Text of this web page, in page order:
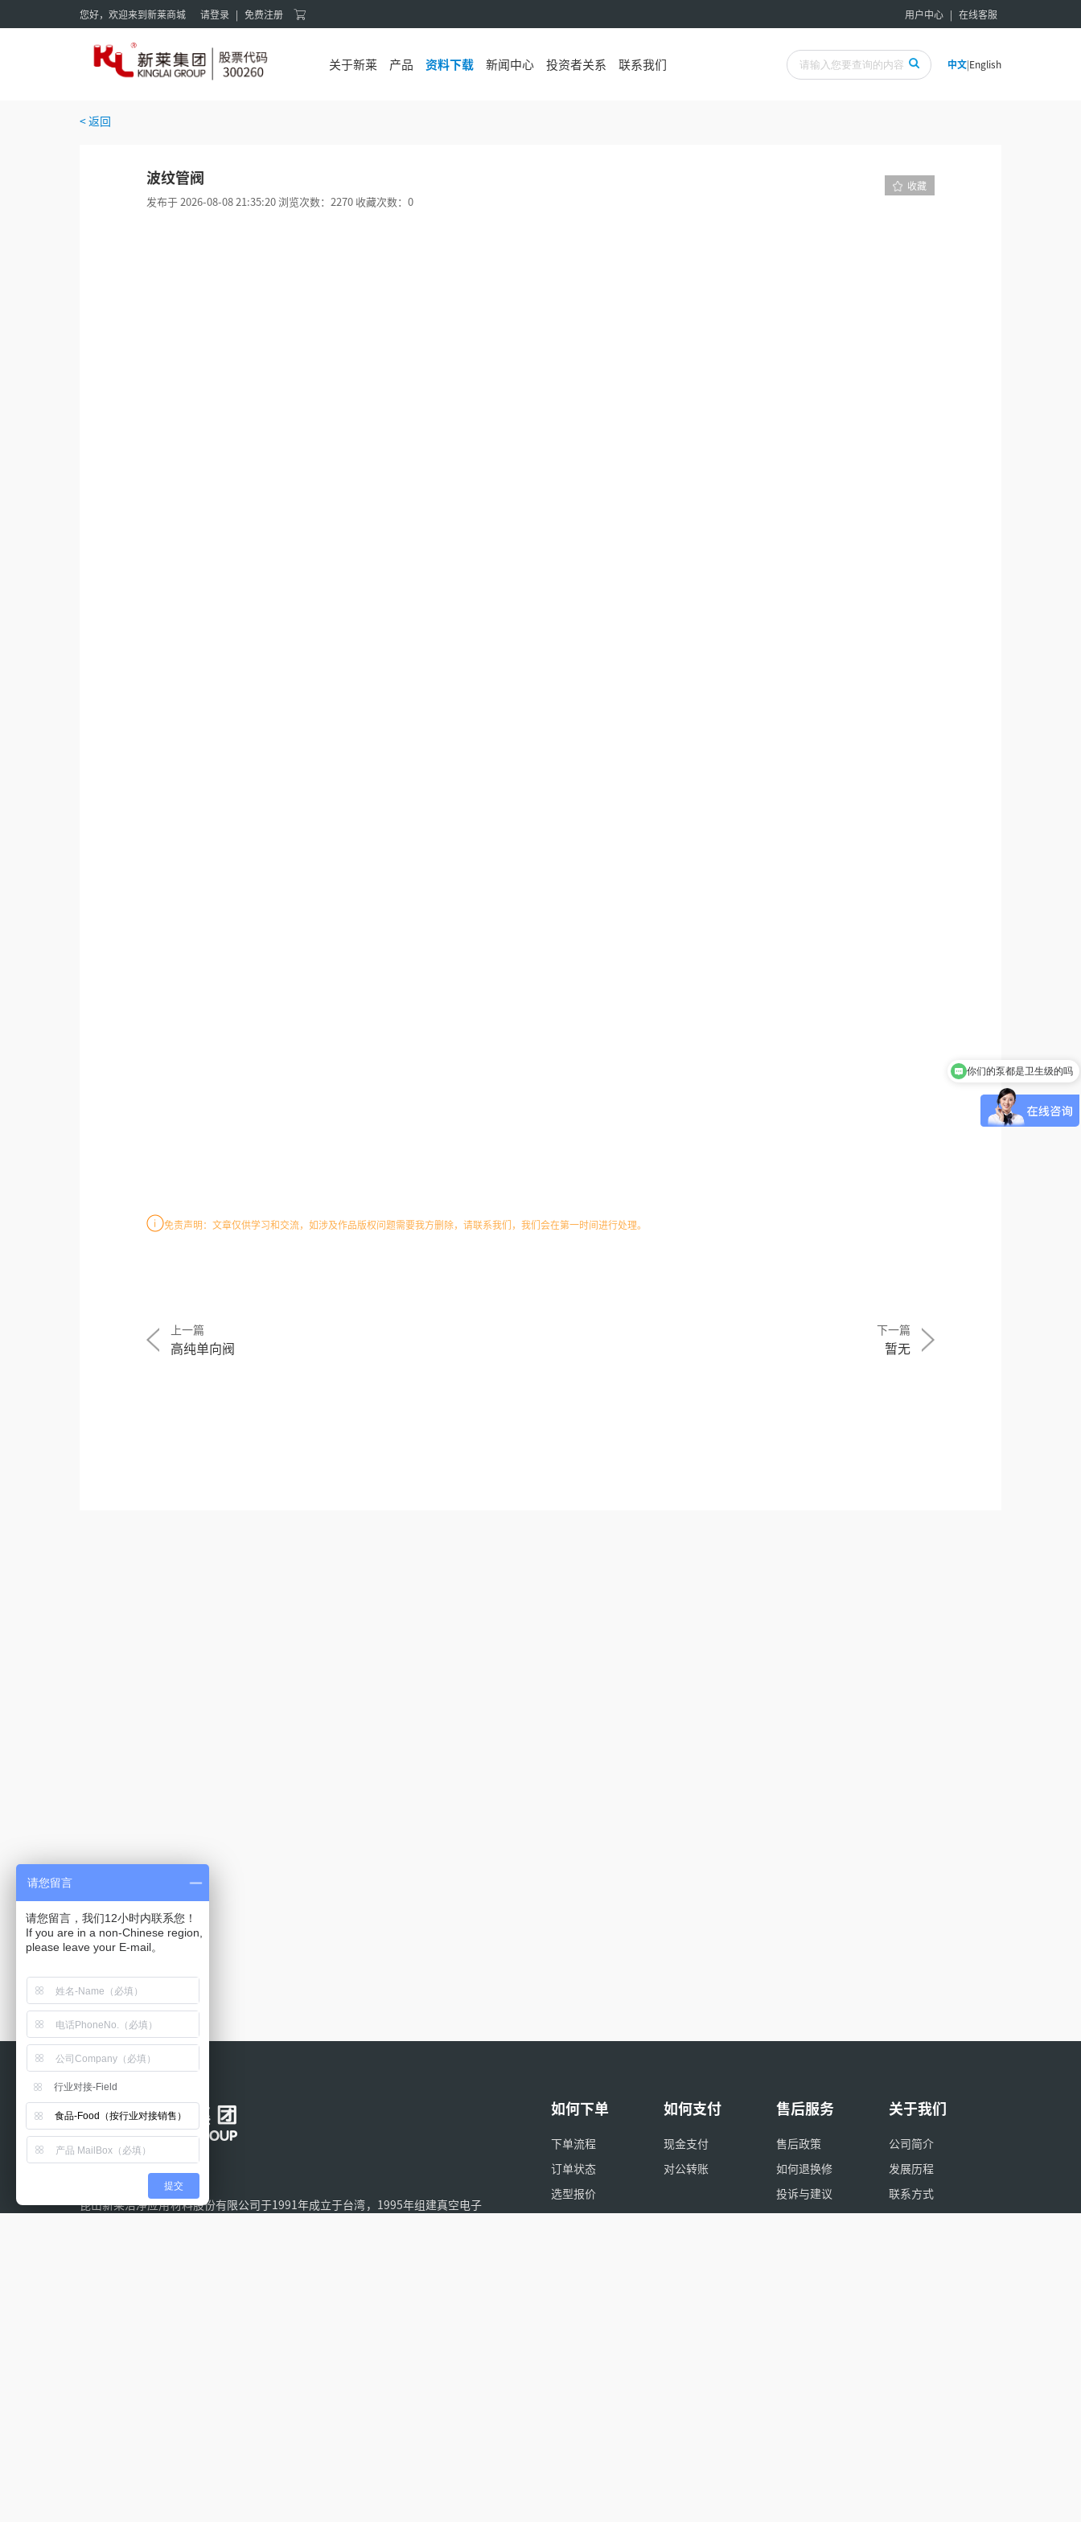
您好，欢迎来到新莱商城 请登录 | 免费注册 用户中心 | 在线客服
关于新莱 产品 资料下载 新闻中心 投资者关系 联系我们 中文|English
< 返回
波纹管阀
发布于 2026-08-08 21:35:20 浏览次数：2270 收藏次数：0
收藏
免责声明：文章仅供学习和交流，如涉及作品版权问题需要我方删除，请联系我们，我们会在第一时间进行处理。
上一篇
高纯单向阀
下一篇
暂无
昆山新莱洁净应用材料股份有限公司于1991年成立于台湾，1995年组建真空电子
如何下单
下单流程
订单状态
选型报价
如何支付
现金支付
对公转账
售后服务
售后政策
如何退换修
投诉与建议
关于我们
公司简介
发展历程
联系方式
代理商
想购买卫生泵，联系谁
请您留言
请您留言，我们12小时内联系您！
If you are in a non-Chinese region,
行业对接-Field
食品-Food（按行业对接销售）
提交